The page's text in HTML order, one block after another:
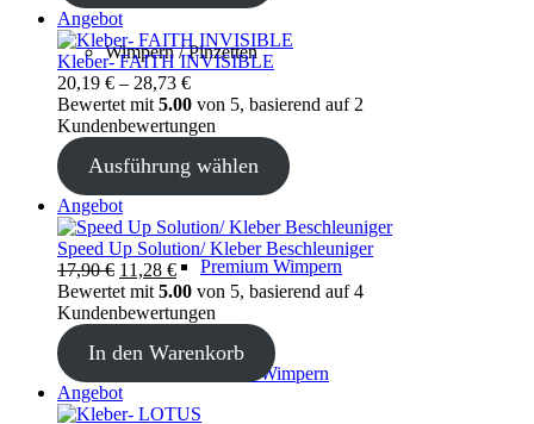
Wimpern / Pinzetten
Wimpern
Premium Wimpern
Braune Wimpern
AngebotProdukt
im
Angebot
Kleber- FAITH INVISIBLE
20,19 € – 28,73 €
Bewertet mit 5.00 von 5, basierend auf 2
Kundenbewertungen
Ausführung wählen
AngebotProdukt
im
Angebot
Speed Up Solution/ Kleber Beschleuniger
17,90€ Ursprünglicher
Preis
war:
11,28 €Aktueller
Preis
ist:
Bewertet mit 5.00 von 5, basierend auf4
Kundenbewertungen
In den Warenkorb
AngebotProdukt
im